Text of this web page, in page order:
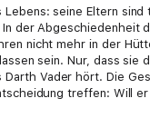
seine Eltern
der
nicht mehr in der
sein. Nur, dass sie
Vader hört. Die
treffen: Will